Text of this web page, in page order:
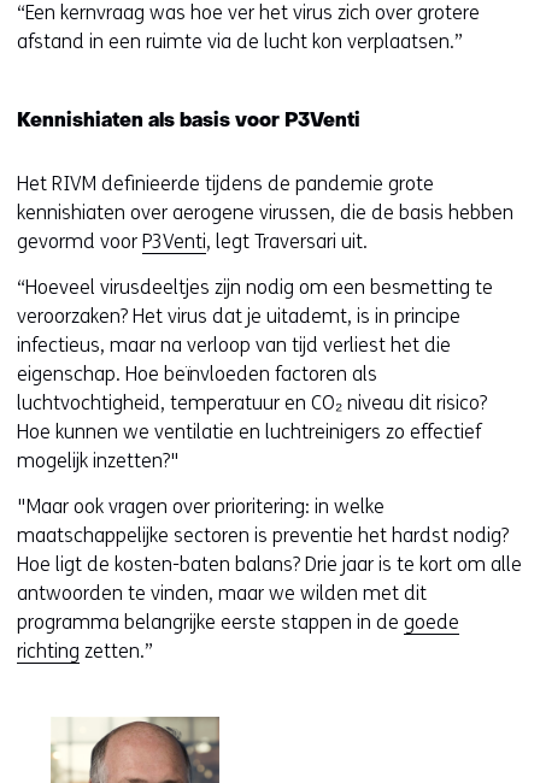
“Een kernvraag was hoe ver het virus zich over grotere
afstand in een ruimte via de lucht kon verplaatsen.”
Kennishiaten als basis voor P3Venti
Het RIVM definieerde tijdens de pandemie grote
kennishiaten over aerogene virussen, die de basis hebben
gevormd voor P3Venti, legt Traversari uit.
“Hoeveel virusdeeltjes zijn nodig om een besmetting te
veroorzaken? Het virus dat je uitademt, is in principe
infectieus, maar na verloop van tijd verliest het die
eigenschap. Hoe beïnvloeden factoren als
luchtvochtigheid, temperatuur en CO₂ niveau dit risico?
Hoe kunnen we ventilatie en luchtreinigers zo effectief
mogelijk inzetten?"
"Maar ook vragen over prioritering: in welke
maatschappelijke sectoren is preventie het hardst nodig?
Hoe ligt de kosten-baten balans? Drie jaar is te kort om alle
antwoorden te vinden, maar we wilden met dit
programma belangrijke eerste stappen in de goede
richting zetten.”